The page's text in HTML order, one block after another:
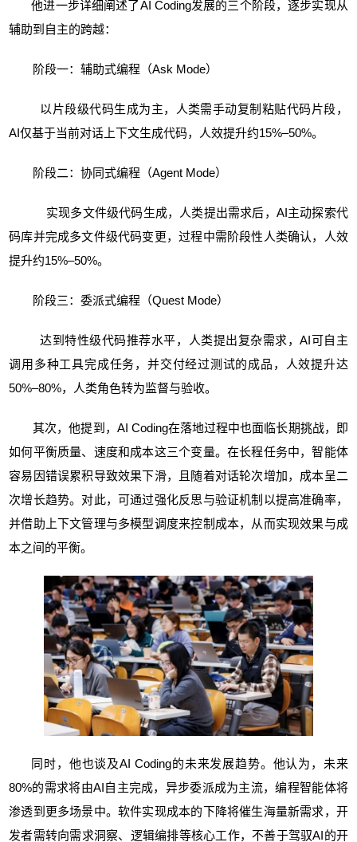
他进一步详细阐述了AI Coding发展的三个阶段，逐步实现从
辅助到自主的跨越：
阶段一：辅助式编程（Ask Mode）
以片段级代码生成为主，人类需手动复制粘贴代码片段，
AI仅基于当前对话上下文生成代码，人效提升约15%–50%。
阶段二：协同式编程（Agent Mode）
实现多文件级代码生成，人类提出需求后，AI主动探索代
码库并完成多文件级代码变更，过程中需阶段性人类确认，人效
提升约15%–50%。
阶段三：委派式编程（Quest Mode）
达到特性级代码推荐水平，人类提出复杂需求，AI可自主
调用多种工具完成任务，并交付经过测试的成品，人效提升达
50%–80%，人类角色转为监督与验收。
其次，他提到，AI Coding在落地过程中也面临长期挑战，即
如何平衡质量、速度和成本这三个变量。在长程任务中，智能体
容易因错误累积导致效果下滑，且随着对话轮次增加，成本呈二
次增长趋势。对此，可通过强化反思与验证机制以提高准确率，
并借助上下文管理与多模型调度来控制成本，从而实现效果与成
本之间的平衡。
同时，他也谈及AI Coding的未来发展趋势。他认为，未来
80%的需求将由AI自主完成，异步委派成为主流，编程智能体将
渗透到更多场景中。软件实现成本的下降将催生海量新需求，开
发者需转向需求洞察、逻辑编排等核心工作，不善于驾驭AI的开